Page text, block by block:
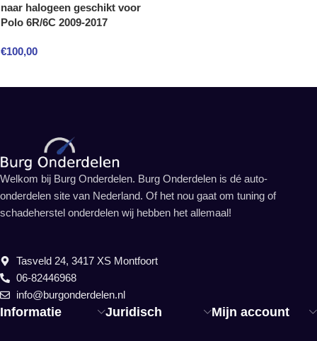
naar halogeen geschikt voor
Polo 6R/6C 2009-2017
€100,00
Informatie Juridisch Mijn account
Welkom bij Burg Onderdelen. Burg Onderdelen is dé auto-
onderdelen site van Nederland. Of het nou gaat om tuning of
schadeherstel onderdelen wij hebben het allemaal!
Tasveld 24, 3417 XS Montfoort
06-82446968
info@burgonderdelen.nl